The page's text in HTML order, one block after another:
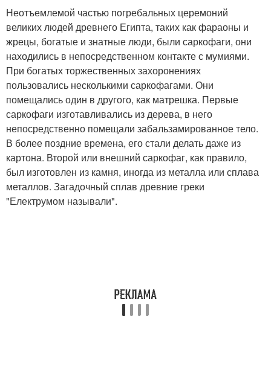
Неотъемлемой частью погребальных церемоний
великих людей древнего Египта, таких как фараоны и
жрецы, богатые и знатные люди, были саркофаги, они
находились в непосредственном контакте с мумиями.
При богатых торжественных захоронениях
пользовались несколькими саркофагами. Они
помещались один в другого, как матрешка. Первые
саркофаги изготавливались из дерева, в него
непосредственно помещали забальзамированное тело.
В более поздние времена, его стали делать даже из
картона. Второй или внешний саркофаг, как правило,
был изготовлен из камня, иногда из металла или сплава
металлов. Загадочный сплав древние греки
"Електрумом называли".